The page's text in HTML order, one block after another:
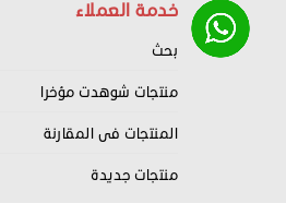
خدمة العملاء
بحث
منتجات شوهدت مؤخرا
المنتجات فى المقارنة
منتجات جديدة